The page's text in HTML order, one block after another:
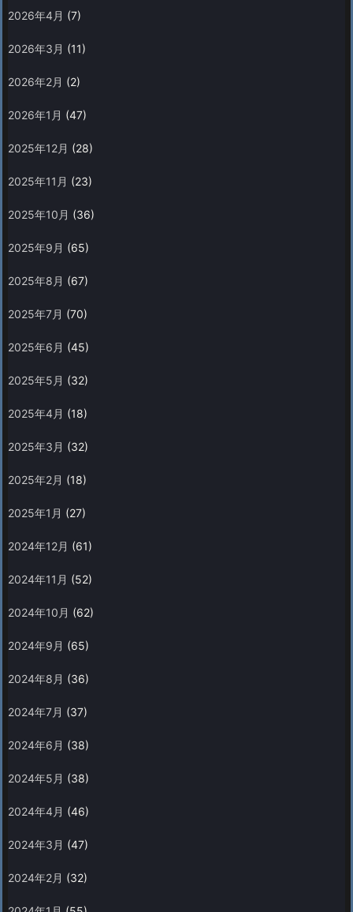
2026年4月 (7)
2026年3月 (11)
2026年2月 (2)
2026年1月 (47)
2025年12月 (28)
2025年11月 (23)
2025年10月 (36)
2025年9月 (65)
2025年8月 (67)
2025年7月 (70)
2025年6月 (45)
2025年5月 (32)
2025年4月 (18)
2025年3月 (32)
2025年2月 (18)
2025年1月 (27)
2024年12月 (61)
2024年11月 (52)
2024年10月 (62)
2024年9月 (65)
2024年8月 (36)
2024年7月 (37)
2024年6月 (38)
2024年5月 (38)
2024年4月 (46)
2024年3月 (47)
2024年2月 (32)